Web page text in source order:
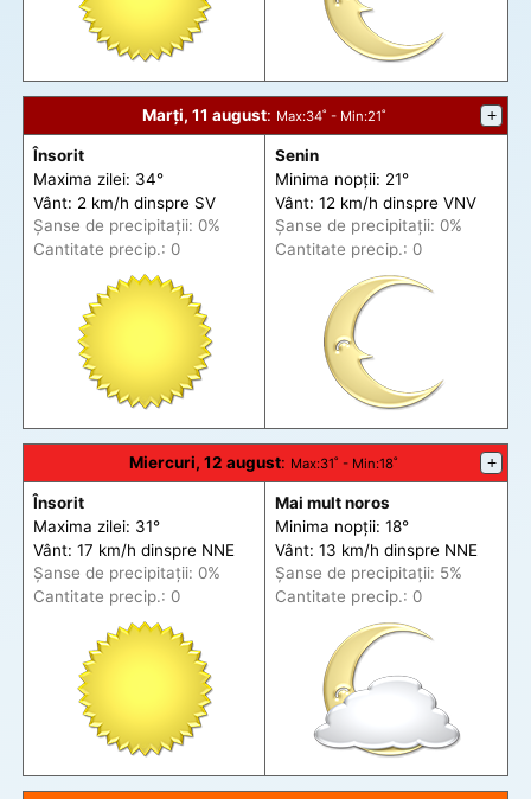
Marți, 11 august: Max:34˚ - Min:21˚ +
Însorit
Maxima zilei: 34°
Vânt: 2 km/h dinspre SV
Șanse de precipitații: 0%
Cantitate precip.: 0
Senin
Minima nopții: 21°
Vânt: 12 km/h dinspre VNV
Șanse de precipitații: 0%
Cantitate precip.: 0
Miercuri, 12 august: Max:31˚ - Min:18˚ +
Însorit
Maxima zilei: 31°
Vânt: 17 km/h dinspre NNE
Șanse de precipitații: 0%
Cantitate precip.: 0
Mai mult noros
Minima nopții: 18°
Vânt: 13 km/h dinspre NNE
Șanse de precipitații: 5%
Cantitate precip.: 0